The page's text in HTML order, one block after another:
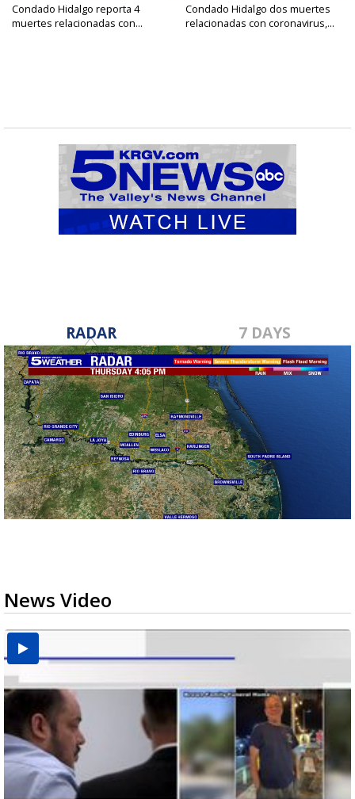
Condado Hidalgo reporta 4
muertes relacionadas con...
Condado Hidalgo dos muertes
relacionadas con coronavirus,...
RADAR 7 DAYS
News Video